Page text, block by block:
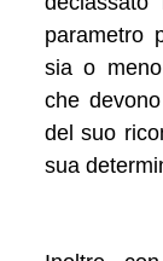
parametro
sia o
che
del suo
sua